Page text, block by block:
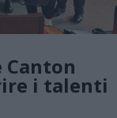
Canton
i talenti